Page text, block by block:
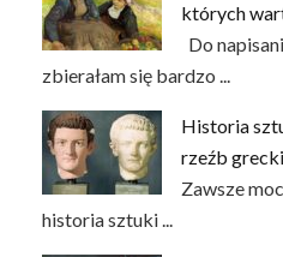
których
Do
zbierałam się bardzo ...
Historia
rzeźb
Zawsze
historia sztuki ...